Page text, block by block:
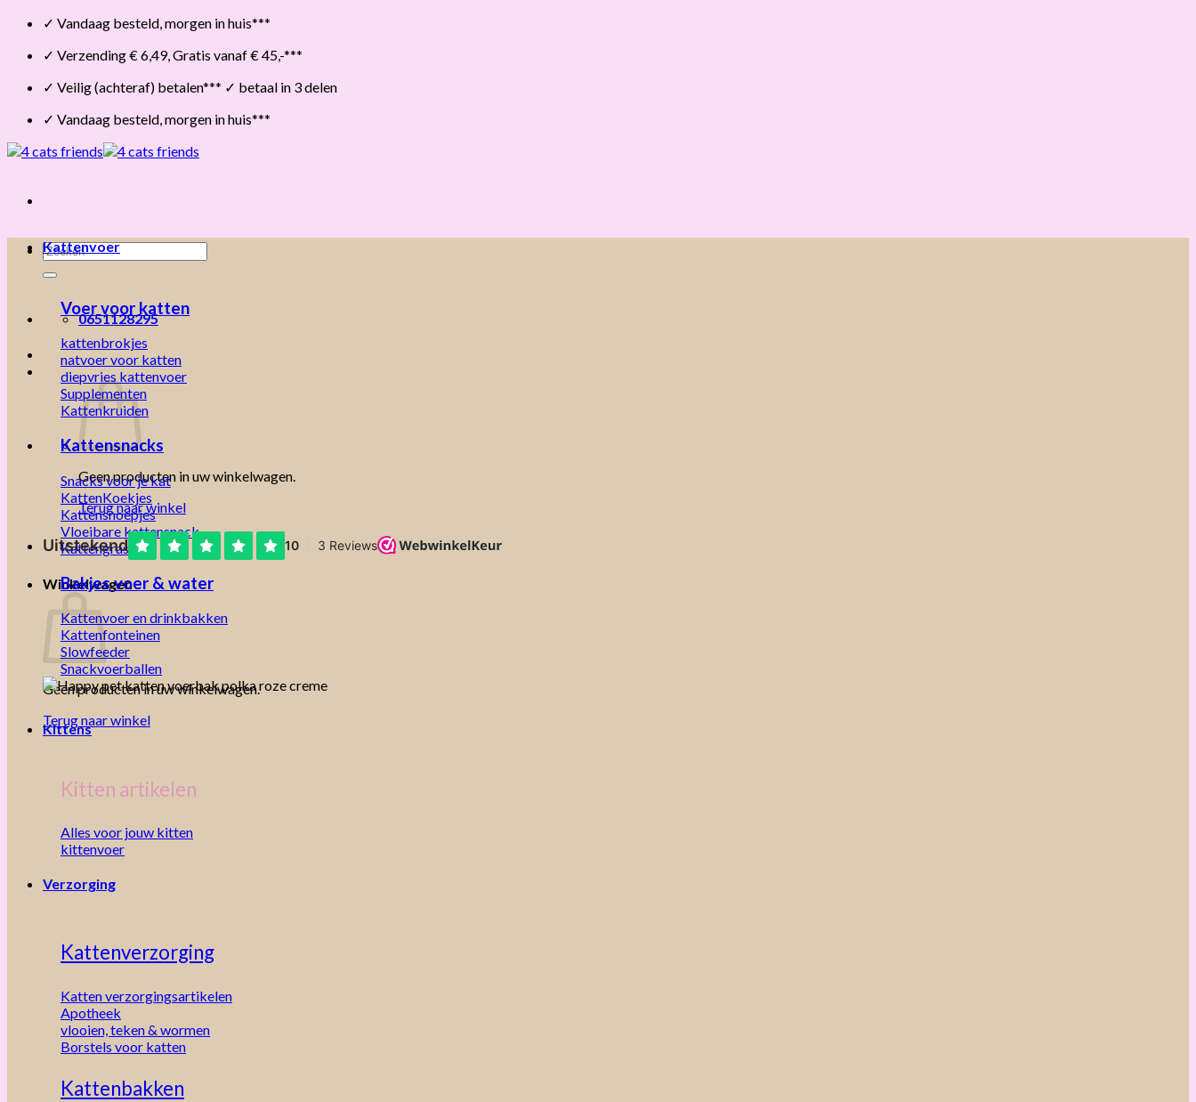
Skip
content
✓ Vandaag besteld, morgen in huis***
✓ Verzending € 6,49, Gratis vanaf € 45,-***
✓ Veilig (achteraf) betalen*** ✓ betaal in 3 delen
✓ Vandaag besteld, morgen in huis***
Zoeken
naar:
0651128295
Geen producten in uw winkelwagen.
Terug naar winkel
Winkelwagen
Geen producten in uw winkelwagen.
Terug naar winkel
Kattenvoer
Voer voor katten
kattenbrokjes
natvoer voor katten
diepvries kattenvoer
Supplementen
Kattenkruiden
Kattensnacks
Snacks voor je kat
KattenKoekjes
Kattensnoepjes
Vloeibare kattensnack
Kattengras
Bakjes voer & water
Kattenvoer en drinkbakken
Kattenfonteinen
Slowfeeder
Snackvoerballen
Kittens
Kitten artikelen
Alles voor jouw kitten
kittenvoer
Verzorging
Kattenverzorging
Katten verzorgingsartikelen
Apotheek
vlooien, teken & wormen
Borstels voor katten
Kattenbakken